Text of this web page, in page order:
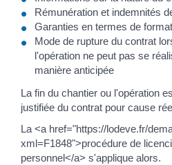
Rémunération et indemnités
Garanties en termes de
Mode de rupture du contrat
l'opération ne peut pas se
manière anticipée
La fin du chantier ou l'opération
justifiée du contrat pour cause
La <a href="https://lodeve.fr/
xml=F1848">procédure de
personnel</a> s'applique alors.